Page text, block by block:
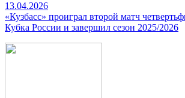
13.04.2026
«Кузбасс» проиграл второй матч
Кубка России и завершил сезон 2025/2026